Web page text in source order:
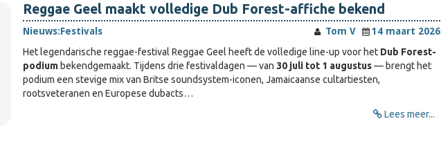
Reggae Geel maakt volledige Dub Forest-affiche bekend
Nieuws:Festivals Tom V
14 maart 2026
Het legendarische reggae-festival Reggae Geel heeft de volledige line-up voor het Dub Forest-
podiumbekendgemaakt. Tijdens drie festivaldagen — van 30 juli tot 1 augustus— brengt het
podium een stevige mix van Britse soundsystem-iconen, Jamaicaanse cultartiesten,
rootsveteranen en Europese dubacts…
Lees meer...